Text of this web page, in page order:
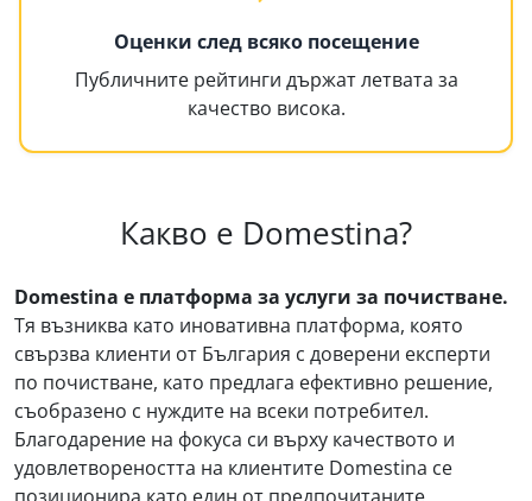
Оценки след всяко посещение
Публичните рейтинги държат летвата за
качество висока.
Какво е Domestina?
Domestina е платформа за услуги за почистване.
Тя възниква като иновативна платформа, която
свързва клиенти от България с доверени експерти
по почистване, като предлага ефективно решение,
съобразено с нуждите на всеки потребител.
Благодарение на фокуса си върху качеството и
удовлетвореността на клиентите Domestina се